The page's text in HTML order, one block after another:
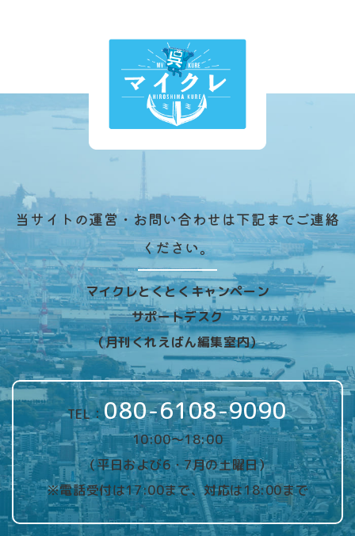
当サイトの運営・お問い合わせは下記までご連絡
ください。
マイクレとくとくキャンペーン
サポートデスク
（月刊くれえばん編集室内）
TEL：080-6108-9090
10:00～18:00
（平日および6・7月の土曜日）
※電話受付は17:00まで、対応は18:00まで